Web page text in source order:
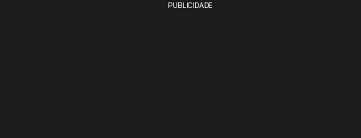
PUBLICIDADE